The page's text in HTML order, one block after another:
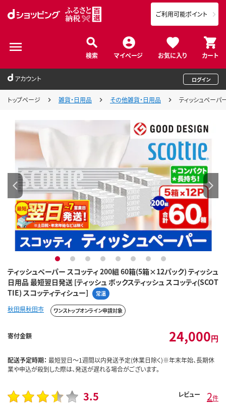
検索 マイページ お気に入り カート
ご利用可能ポイント
アカウント ログイン
トップページ 雑貨・日用品 その他雑貨・日用品 ティッシュペーパ
ティッシュペーパー スコッティ 200組 60箱(5箱×12パック) ティッシュ
日用品 最短翌日発送 [ティッシュ ボックスティッシュ スコッティ(SCOT
TIE) スコッティティシュー]
常温
1 2 3 4 5 6 7 8
秋田県秋田市 ワンストップオンライン申請対象
寄付金額 24,000円
配送予定時期： 最短翌日～1週間以内発送予定(休業日除く)※年末年始、長期休
業や申込が殺到した際は、発送が遅れる場合がございます。
3.5 レビュー 2件